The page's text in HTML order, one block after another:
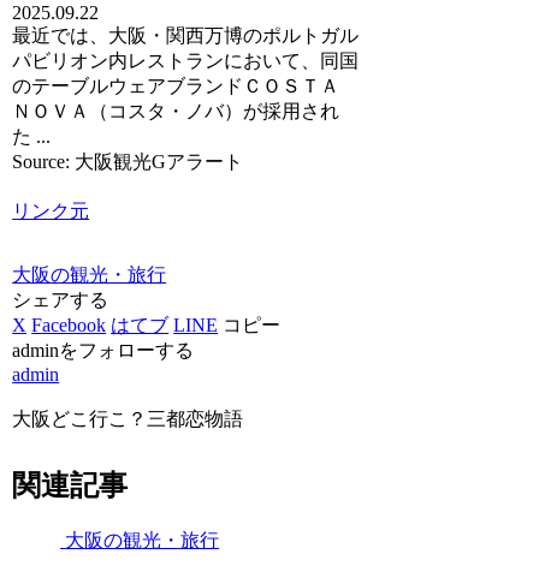
2025.09.22
最近では、大阪・関西万博のポルトガル
パビリオン内レストランにおいて、同国
のテーブルウェアブランドＣＯＳＴＡ
ＮＯＶＡ（コスタ・ノバ）が採用され
た ...
Source: 大阪観光Gアラート
リンク元
大阪の観光・旅行
シェアする
X Facebook はてブ LINE コピー
adminをフォローする
admin
大阪どこ行こ？三都恋物語
関連記事
大阪の観光・旅行